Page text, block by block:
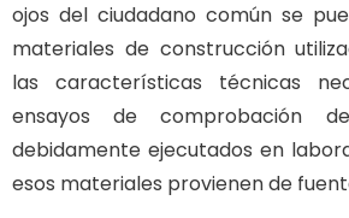
ojos del ciudadano común se
materiales de construcción
las características técnicas
ensayos de comprobación
debidamente ejecutados en
esos materiales provienen de